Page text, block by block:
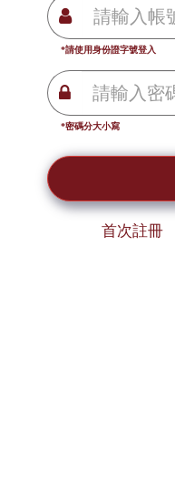
*請使用身份證字號登入
*密碼分大小寫
首次註冊